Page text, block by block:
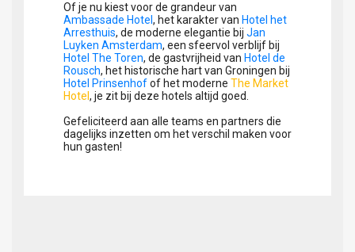
Of je nu kiest voor de grandeur van
Ambassade Hotel , het karakter van Hotel het
Arresthuis, de moderne elegantie bij Jan
Luyken Amsterdam, een sfeervol verblijf bij
Hotel The Toren, de gastvrijheid van Hotel de
Rousch, het historische hart van Groningen bij
Hotel Prinsenhofof het moderne The Market
Hotel , je zit bij deze hotels altijd goed.
Gefeliciteerd aan alle teams en partners die
dagelijks inzetten om het verschil maken voor
hun gasten!